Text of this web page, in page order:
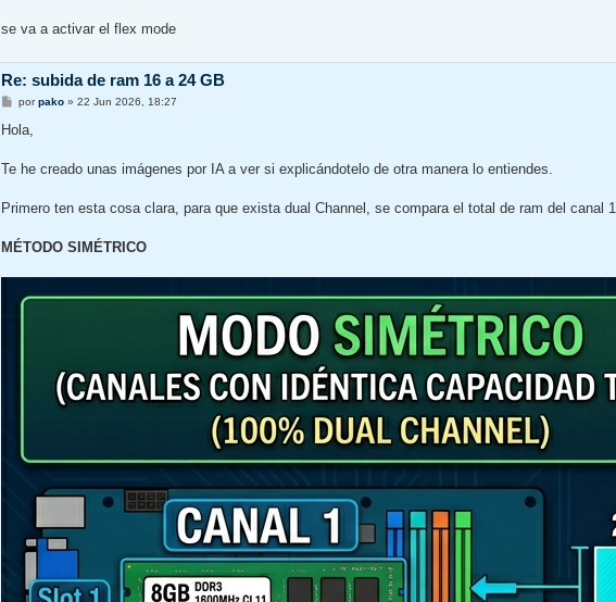
se va a activar el flex mode
Re: subida de ram 16 a 24 GB
M
n
j
porpako» 22 Jun 2026, 18:27
Hola,
Te he creado unas imágenes por IA a ver si explicándotelo de otra manera lo entiendes.
Primero ten esta cosa clara, para que exista dual Channel, se compara el total de ram del canal
MÉTODO SIMÉTRICO